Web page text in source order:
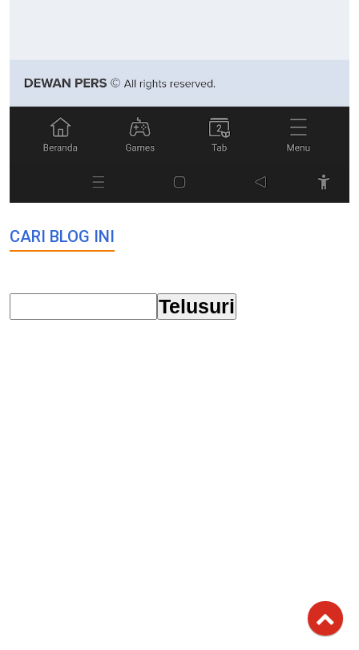
CARI BLOG INI